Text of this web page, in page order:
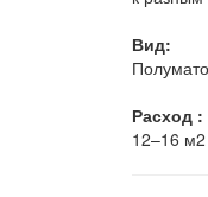
Вид:
Расход :
12–16 м2